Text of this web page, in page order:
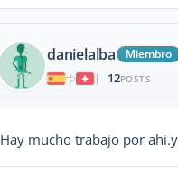
danielalba
Miembro
|
12POSTS
Hay mucho trabajo por